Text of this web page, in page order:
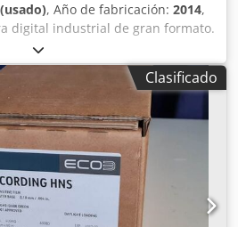
, Año de fabricación: 2014,
digital industrial de gran formato.
3020 mm x 2020 mm, consumo
bar (100-150 PSI), resistencia a
PLC. Equipada con sistema
vacío. Peso: aproximadamente
X/Y/Z: aproximadamente
mm. Se puede organizar una
Ahaja
Clasificado